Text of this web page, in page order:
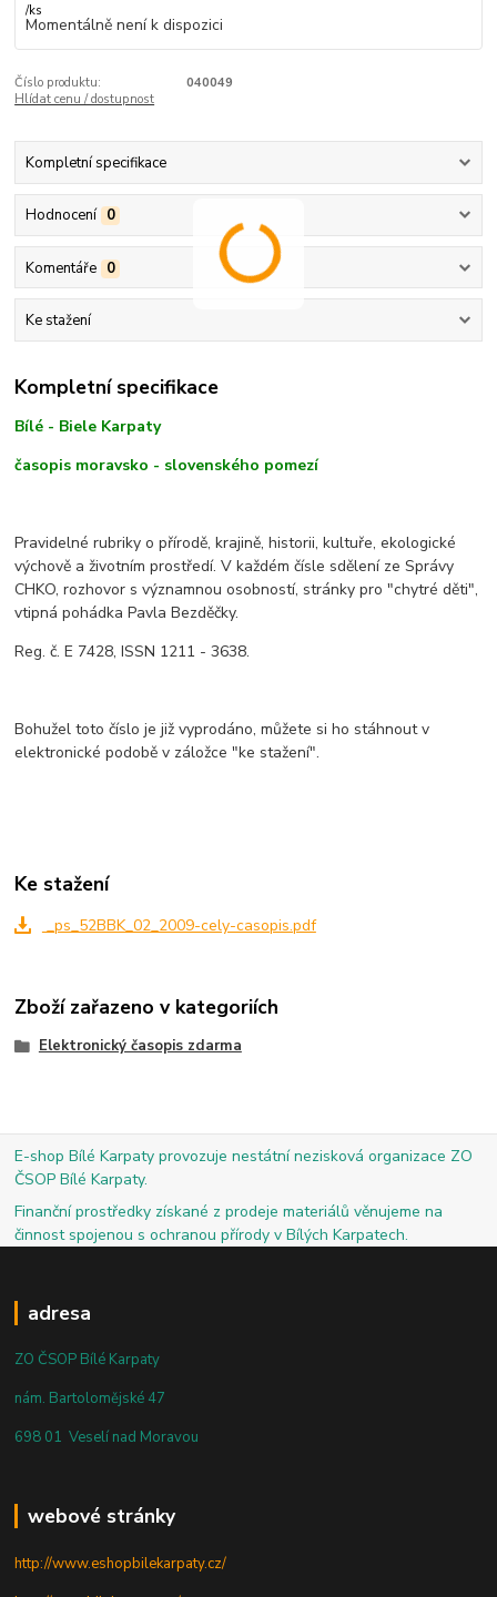
/ks
Momentálně není k dispozici
Číslo produktu:
040049
Hlídat cenu / dostupnost
Kompletní specifikace
Hodnocení 0
Komentáře 0
Ke stažení
Kompletní specifikace
Bílé - Biele Karpaty
časopis moravsko - slovenského pomezí
Pravidelné rubriky o přírodě, krajině, historii, kultuře, ekologické
výchově a životním prostředí. V každém čísle sdělení ze Správy
CHKO, rozhovor s významnou osobností, stránky pro "chytré děti",
vtipná pohádka Pavla Bezděčky.
Reg. č. E 7428, ISSN 1211 - 3638.
Bohužel toto číslo je již vyprodáno, můžete si ho stáhnout v
elektronické podobě v záložce "ke stažení".
Ke stažení
_ps_52BBK_02_2009-cely-casopis.pdf
Zboží zařazeno v kategoriích
Elektronický časopis zdarma
E-shop Bílé Karpaty provozuje nestátní nezisková organizace ZO
ČSOP Bílé Karpaty.
Finanční prostředky získané z prodeje materiálů věnujeme na
činnost spojenou s ochranou přírody v Bílých Karpatech.
adresa
ZO ČSOP Bílé Karpaty
nám. Bartolomějské 47
698 01 Veselí nad Moravou
webové stránky
http://www.eshopbilekarpaty.cz/